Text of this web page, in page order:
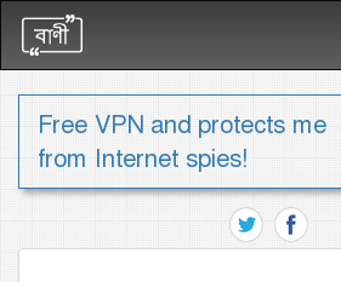
Free VPN and protects me
from Internet spies!